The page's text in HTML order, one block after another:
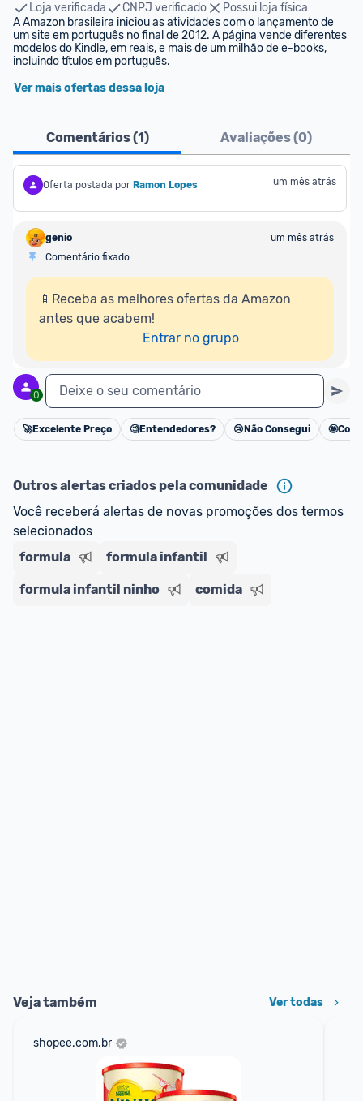
Loja verificada
CNPJ verificado
Possui loja física
A Amazon brasileira iniciou as atividades com o lançamento de
um site em português no final de 2012. A página vende diferentes
modelos do Kindle, em reais, e mais de um milhão de e-books,
incluindo títulos em português.
Ver mais ofertas dessa loja
Comentários (1) Avaliações (0)
Oferta postada por Ramon Lopes um mês atrás
genio
um mês atrás
Comentário fixado
📱Receba as melhores ofertas da Amazon
antes que acabem!
Entrar no grupo
0 Deixe o seu comentário
Cancelar
🚀Excelente Preço 🧐Entendedores? 😢 Não Consegui 🤩
Outros alertas criados pela comunidade
Você receberá alertas de novas promoções dos termos
selecionados
formula
formula infantil
formula infantil ninho comida
Veja também Ver todas
shopee.com.br